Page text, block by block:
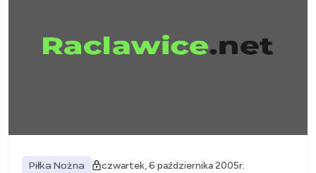
Piłka Nożna czwartek, 6 października 2005r.